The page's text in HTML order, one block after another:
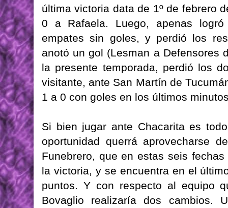
última victoria data de 1º de febrero
0 a Rafaela. Luego, apenas
empates sin goles, y perdió los
anotó un gol (Lesman a Defensores
la presente temporada, perdió los
visitante, ante San Martín de
1 a 0 con goles en los últimos
Si bien jugar ante Chacarita es
oportunidad querrá aprovecharse
Funebrero, que en estas seis
la victoria, y se encuentra en el
puntos. Y con respecto al equipo
Bovaglio realizaría dos cambios.